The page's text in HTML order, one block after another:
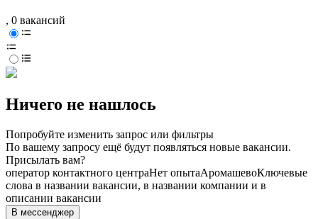
, 0 вакансий
Ничего не нашлось
Попробуйте изменить запрос или фильтры
По вашему запросу ещё будут появляться новые вакансии.
Присылать вам?
оператор контактного центраНет опытаАромашевоКлючевые
слова в названии вакансии, в названии компании и в
описании вакансии
В мессенджер